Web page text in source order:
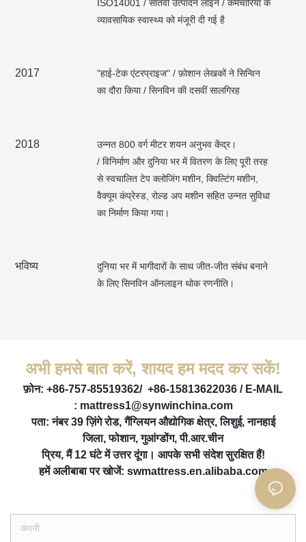
ISO14001 / सातवीं उत्पादन लाइन / कर्मचारियों के
व्यावसायिक स्वास्थ्य को मंजूरी दी गई है
2017
"हाई-टेक एंटरप्राइज" / फ़ोशान लेखकों ने सिन्विन
का दौरा किया / सिनविन की दसवीं सालगिरह
2018
उन्नत 800 वर्ग मीटर शयन अनुभव केंद्र।
/ विनिर्माण और दुनिया भर में वितरण के लिए पूरी तरह
से स्वचालित टेप क्लोजिंग मशीन, क्विल्टिंग मशीन,
वैक्यूम कंप्रेस्ड, रोल्ड अप मशीन सहित उन्नत सुविधा
का निर्माण किया गया।
भविष्य
दुनिया भर में भागीदारों के साथ जीत-जीत संबंध बनाने
के लिए सिनविन ऑनलाइन थोक रणनीति।
अभी हमसे बात करें, शायद हम मदद कर सकें!
फ़ोन: +86-757-85519362/ +86-15813622036 / E-MAIL
: mattress1@synwinchina.com
पता: नंबर 39 ज़िंगे रोड, गैंग्लियन औद्योगिक क्षेत्र, लिशुई, नानहाई
जिला, फोशान, गुआंग्डोंग, पी.आर.चीन
प्रिय, मैं 12 घंटे में उत्तर दूंगा। आपके सभी संदेश सुरक्षित हैं!
हमें अलीबाबा पर खोजें: swmattress.en.alibaba.com
कंपनी